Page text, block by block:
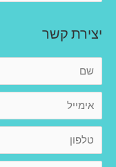
יצירת קשר
מ
י
פ